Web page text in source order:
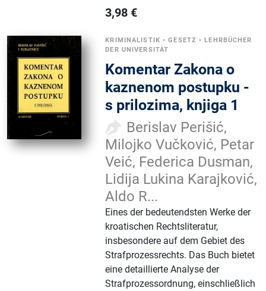
3,98 €
KRIMINALISTIK •GESETZ •LEHRBÜCHER
DER UNIVERSITÄT
Komentar Zakona o
kaznenom postupku -
s prilozima, knjiga 1
Berislav Perišić,
Milojko Vučković, Petar
Veić, Federica Dusman,
Lidija Lukina Karajković,
Aldo R...
Eines der bedeutendsten Werke der
kroatischen Rechtsliteratur,
insbesondere auf dem Gebiet des
Strafprozessrechts. Das Buch bietet
eine detaillierte Analyse der
Strafprozessordnung, einschließlich